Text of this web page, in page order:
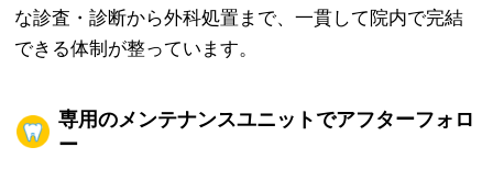
な診査・診断から外科処置まで、一貫して院内で完結
できる体制が整っています。
専用のメンテナンスユニットでアフターフォロ
ー